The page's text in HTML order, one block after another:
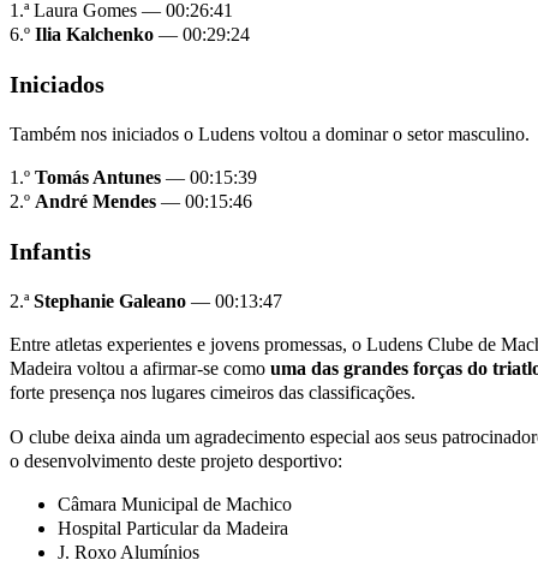
1.ª Laura Gomes — 00:26:41
6.º Ilia Kalchenko — 00:29:24
Iniciados
Também nos iniciados o Ludens voltou a dominar o setor masculino.
1.º Tomás Antunes — 00:15:39
2.º André Mendes — 00:15:46
Infantis
2.ªStephanie Galeano — 00:13:47
Entre atletas experientes e jovens promessas, o Ludens Clube de
Madeira voltou a afirmar-se como uma das grandes forças do
forte presença nos lugares cimeiros das classificações.
O clube deixa ainda um agradecimento especial aos seus
o desenvolvimento deste projeto desportivo:
Câmara Municipal de Machico
Hospital Particular da Madeira
J. Roxo Alumínios